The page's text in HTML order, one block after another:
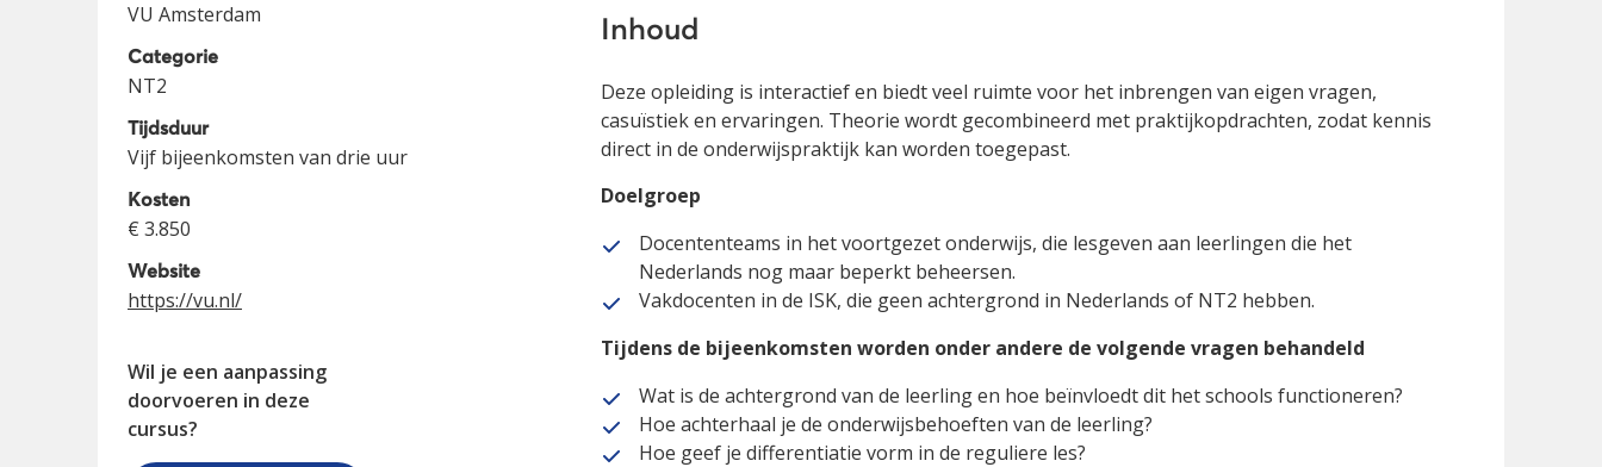
VU Amsterdam
Categorie
NT2
Tijdsduur
Vijf bijeenkomsten van drie uur
Kosten
€ 3.850
Website
https://vu.nl/
Wil je een aanpassing
doorvoeren in deze
cursus?
Inhoud
Deze opleiding is interactief en biedt veel ruimte voor het inbrengen van eigen vragen,
casuïstiek en ervaringen. Theorie wordt gecombineerd met praktijkopdrachten, zodat kennis
direct in de onderwijspraktijk kan worden toegepast.
Doelgroep
Docententeams in het voortgezet onderwijs, die lesgeven aan leerlingen die het
Nederlands nog maar beperkt beheersen.
Vakdocenten in de ISK, die geen achtergrond in Nederlands of NT2 hebben.
Tijdens de bijeenkomsten worden onder andere de volgende vragen behandeld
Wat is de achtergrond van de leerling en hoe beïnvloedt dit het schools functioneren?
Hoe achterhaal je de onderwijsbehoeften van de leerling?
Hoe geef je differentiatie vorm in de reguliere les?